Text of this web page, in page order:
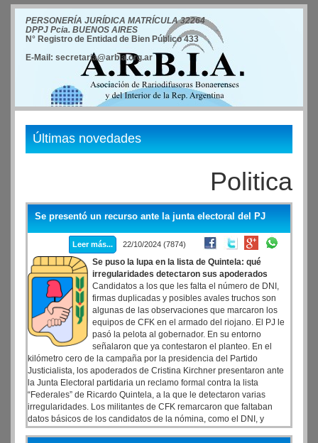
PERSONERÍA JURÍDICA MATRÍCULA 32264
DPPJ Pcia. BUENOS AIRES
N° Registro de Entidad de Bien Público 433
E-Mail: secretaria@arbia.org.ar
Últimas novedades
Politica
Se presentó un recurso ante la junta electoral del PJ
Leer más... 22/10/2024 (7874)
Se puso la lupa en la lista de Quintela: qué
irregularidades detectaron sus apoderados
Candidatos a los que les falta el número de DNI,
firmas duplicadas y posibles avales truchos son
algunas de las observaciones que marcaron los
equipos de CFK en el armado del riojano. El PJ le
pasó la pelota al gobernador. En su entorno
señalaron que ya contestaron el planteo. En el
kilómetro cero de la campaña por la presidencia del Partido
Justicialista, los apoderados de Cristina Kirchner presentaron ante
la Junta Electoral partidaria un reclamo formal contra la lista
“Federales” de Ricardo Quintela, a la que le detectaron varias
irregularidades. Los militantes de CFK remarcaron que faltaban
datos básicos de los candidatos de la nómina, como el DNI, y
también registraron algunas firmas posiblemente duplicadas.